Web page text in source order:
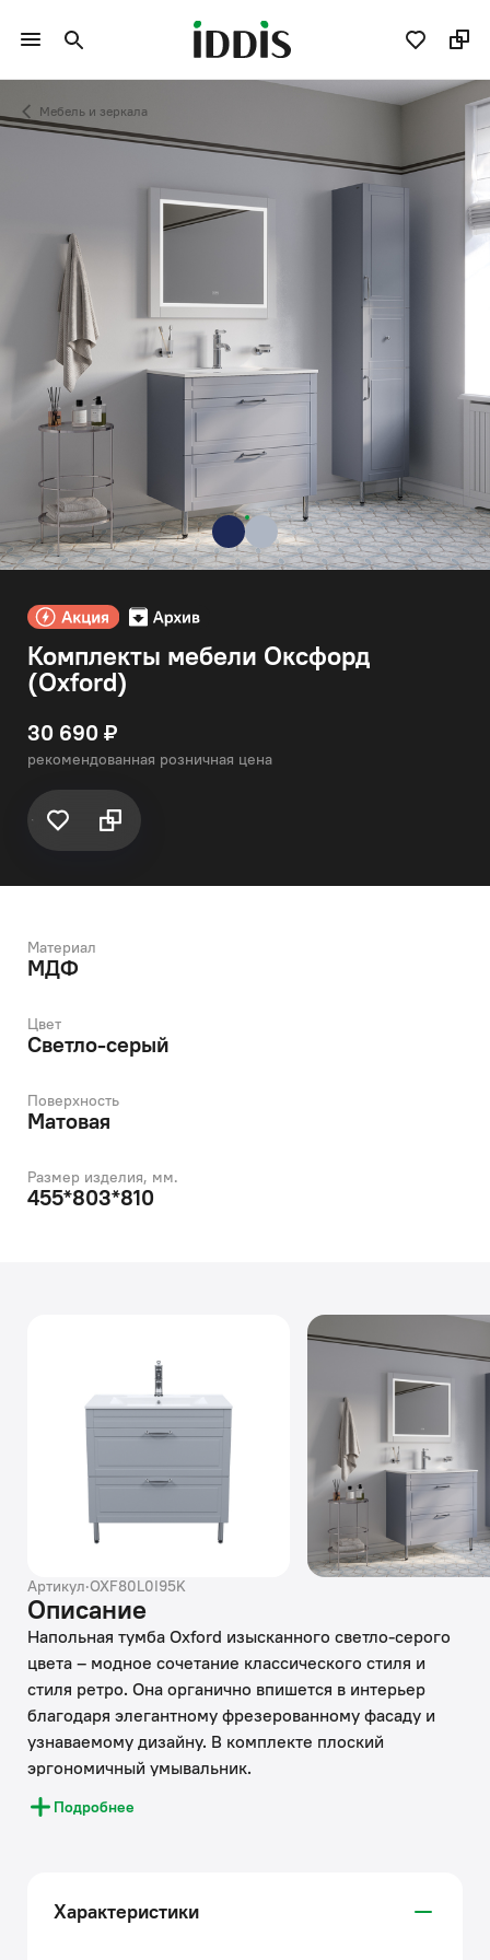
Мебель и зеркала
Комплекты мебели Оксфорд
(Oxford)
30 690 ₽
рекомендованная розничная цена
Материал
МДФ
Цвет
Светло-серый
Поверхность
Матовая
Размер изделия, мм.
455*803*810
Артикул·OXF80L0I95K
Описание
Напольная тумба Oxford изысканного светло-серого
цвета – модное сочетание классического стиля и
стиля ретро. Она органично впишется в интерьер
благодаря элегантному фрезерованному фасаду и
узнаваемому дизайну. В комплекте плоский
эргономичный умывальник.
• Два просторных выдвижных ящика закрываются
производства.
• Хромированные ножки и ручки дополняют цвет
Подробнее
Характеристики